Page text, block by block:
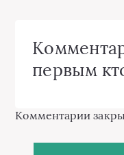
первым
Комментарии